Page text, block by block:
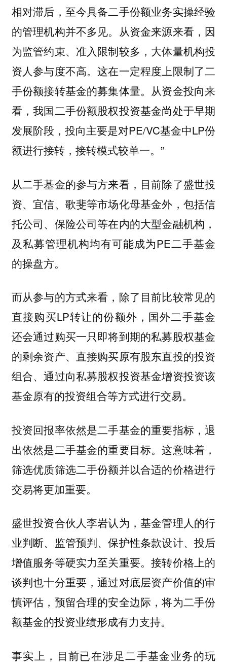
相对滞后，至今具备二手份额业务实操经验
的管理机构并不多见。从资金来源来看，因
为监管约束、准入限制较多，大体量机构投
资人参与度不高。这在一定程度上限制了二
手份额接转基金的募集体量。从资金投向来
看，我国二手份额股权投资基金尚处于早期
发展阶段，投向主要是对PE/VC基金中LP份
额进行接转，接转模式较单一。”
从二手基金的参与方来看，目前除了盛世投
资、宜信、歌斐等市场化母基金外，包括信
托公司、保险公司等在内的大型金融机构，
及私募管理机构均有可能成为PE二手基金
的操盘方。
而从参与的方式来看，除了目前比较常见的
直接购买LP转让的份额外，国外二手基金
还会通过购买一只即将到期的私募股权基金
的剩余资产、直接购买原有股东直投的投资
组合、通过向私募股权投资基金增资投资该
基金原有的投资组合等方式进行交易。
投资回报率依然是二手基金的重要指标，退
出依然是二手基金的重要目标。这意味着，
筛选优质筛选二手份额并以合适的价格进行
交易将更加重要。
盛世投资合伙人李岩认为，基金管理人的行
业判断、监管预判、保护性条款设计、投后
增值服务等硬实力至关重要。接转价格上的
谈判也十分重要，通过对底层资产价值的审
慎评估，预留合理的安全边际，将为二手份
额基金的投资业绩形成有力支持。
事实上，目前已在涉足二手基金业务的玩